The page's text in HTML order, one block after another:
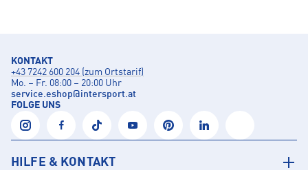
KONTAKT
+43 7242 600 204 (zum Ortstarif)
Mo. – Fr. 08:00 – 20:00 Uhr
service.eshop@intersport.at
FOLGE UNS
HILFE & KONTAKT